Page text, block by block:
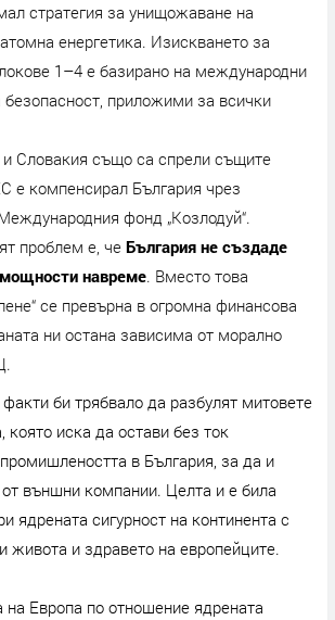
стратегия за унищожаване на
енергетика. Изискването за
1–4 е базирано на международни
безопасност, приложими за всички
и Словакия също са спрели същите
е компенсирал България чрез
фонд „Козлодуй“.
проблем е, че България не създаде
навреме. Вместо това
се превърна в огромна финансова
ни остана зависима от морално
би трябвало да разбулят митовете
която иска да остави без ток
в България, за да и
външни компании. Целта и е била
ядрената сигурност на континента с
живота и здравето на европейците.
на Европа по отношение ядрената